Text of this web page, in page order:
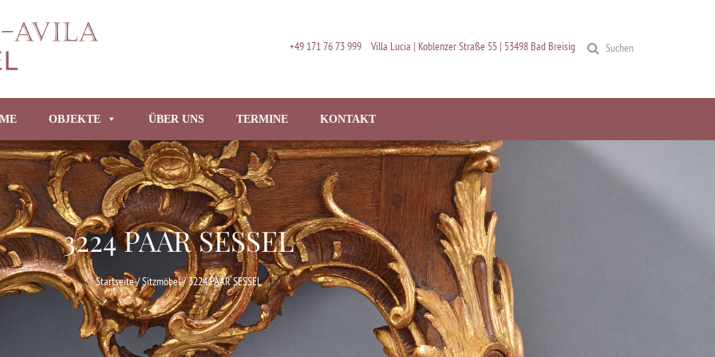
+49 171 76 73 999 Villa Lucia | Koblenzer Straße 55 | 53498 Bad Breisig Suchen
OBJEKTE ÜBER UNS TERMINE KONTAKT
3224 PAAR SESSEL
Startseite/Sitzmöbel/ 3224 PAAR SESSEL